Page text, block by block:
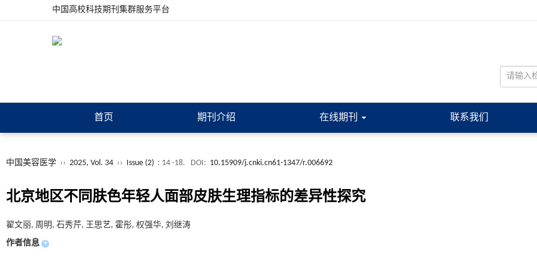
中国高校科技期刊集群服务平台
首页 期刊介绍 在线期刊 联系我们
中国美容医学 ›› 2025, Vol. 34 ›› Issue (2) : 14 -18. DOI: 10.15909/j.cnki.cn61-1347/r.006692
北京地区不同肤色年轻人面部皮肤生理指标的差异性探究
翟文丽, 周明, 石秀芹, 王思艺, 霍彤, 权强华, 刘继涛
作者信息 +